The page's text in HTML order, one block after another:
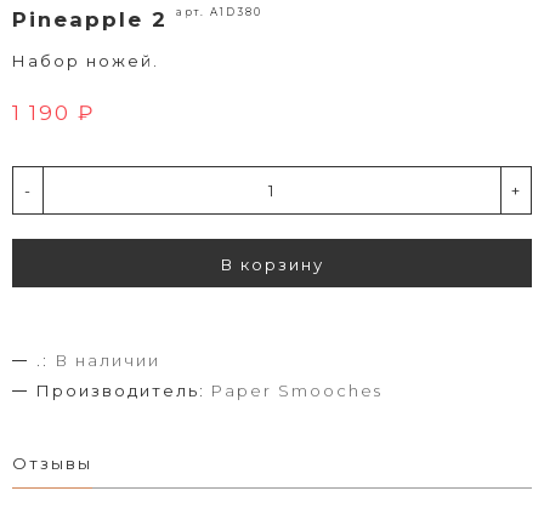
Pineapple 2
арт. A1D380
Набор ножей.
1 190 ₽
- +
В корзину
.:
В наличии
Производитель: Paper Smooches
Отзывы